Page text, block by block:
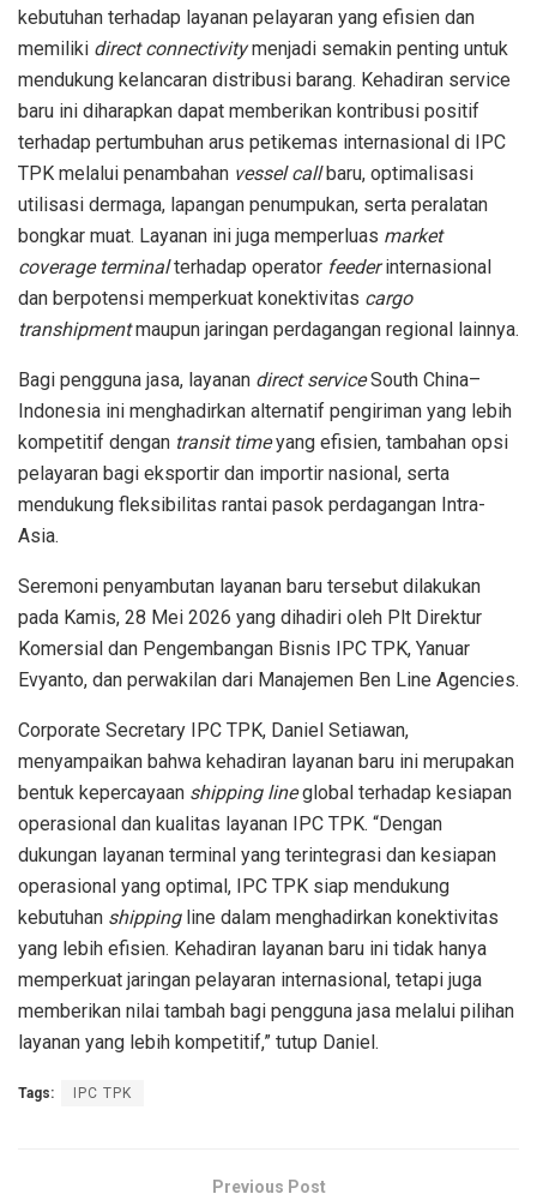
kebutuhan terhadap layanan pelayaran yang efisien dan
memiliki direct connectivitymenjadi semakin penting untuk
mendukung kelancaran distribusi barang. Kehadiran service
baru ini diharapkan dapat memberikan kontribusi positif
terhadap pertumbuhan arus petikemas internasional di IPC
TPK melalui penambahan vessel callbaru, optimalisasi
utilisasi dermaga, lapangan penumpukan, serta peralatan
bongkar muat. Layanan ini juga memperluas market
coverage terminalterhadap operator feederinternasional
dan berpotensi memperkuat konektivitas cargo
transhipmentmaupun jaringan perdagangan regional lainnya.
Bagi pengguna jasa, layanan direct serviceSouth China–
Indonesia ini menghadirkan alternatif pengiriman yang lebih
kompetitif dengan transit timeyang efisien, tambahan opsi
pelayaran bagi eksportir dan importir nasional, serta
mendukung fleksibilitas rantai pasok perdagangan Intra-
Asia.
Seremoni penyambutan layanan baru tersebut dilakukan
pada Kamis, 28 Mei 2026 yang dihadiri oleh Plt Direktur
Komersial dan Pengembangan Bisnis IPC TPK, Yanuar
Evyanto, dan perwakilan dari Manajemen Ben Line Agencies.
Corporate Secretary IPC TPK, Daniel Setiawan,
menyampaikan bahwa kehadiran layanan baru ini merupakan
bentuk kepercayaan shipping lineglobal terhadap kesiapan
operasional dan kualitas layanan IPC TPK. “Dengan
dukungan layanan terminal yang terintegrasi dan kesiapan
operasional yang optimal, IPC TPK siap mendukung
kebutuhan shippingline dalam menghadirkan konektivitas
yang lebih efisien. Kehadiran layanan baru ini tidak hanya
memperkuat jaringan pelayaran internasional, tetapi juga
memberikan nilai tambah bagi pengguna jasa melalui pilihan
layanan yang lebih kompetitif,” tutup Daniel.
Tags: IPC TPK
Previous Post